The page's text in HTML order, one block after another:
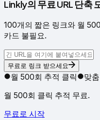
Linkly의 무료 URL 단축
100개의 짧은 링크와 월
카드 불필요.
무료로 링크 받으세요
월 500회 추적 클릭 맞
월 500회 클릭 추적 무료.
무료로 시작